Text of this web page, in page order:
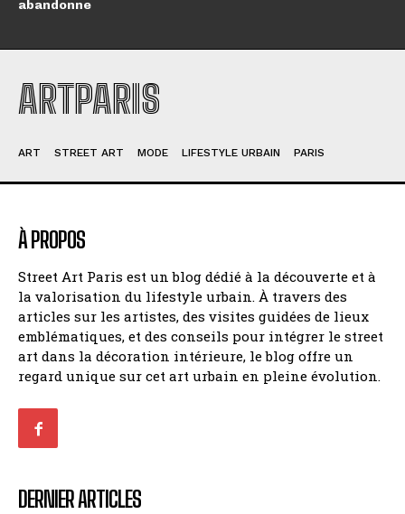
abandonne
ARTPARIS
ART STREET ART MODE LIFESTYLE URBAIN PARIS
À PROPOS
Street Art Paris est un blog dédié à la découverte et à
la valorisation du lifestyle urbain. À travers des
articles sur les artistes, des visites guidées de lieux
emblématiques, et des conseils pour intégrer le street
art dans la décoration intérieure, le blog offre un
regard unique sur cet art urbain en pleine évolution.
DERNIER ARTICLES